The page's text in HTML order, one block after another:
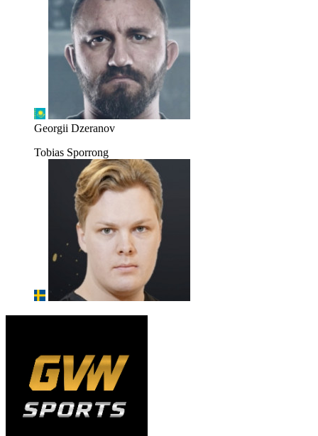
Georgii Dzeranov
Tobias Sporrong